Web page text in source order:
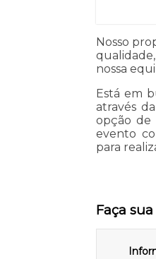
Nosso
nossa
Está em
através
opção de
evento
para
Faça